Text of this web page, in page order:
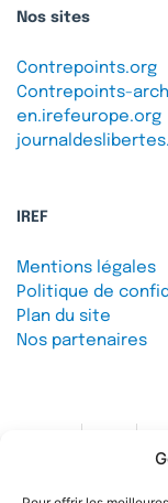
Nos sites
Contrepoints.org
Contrepoints-
en.irefeurope.org
IREF
Mentions légales
Politique de
Plan du site
Nos partenaires